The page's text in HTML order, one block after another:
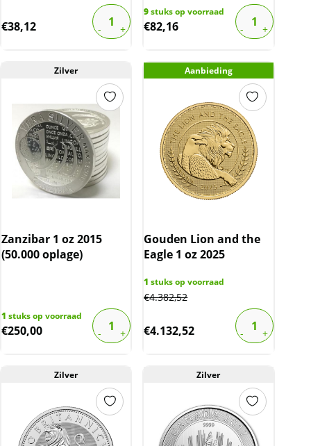
€38,12
9stuks op voorraad
€82,16
Zilver
Zanzibar 1 oz 2015
(50.000 oplage)
1 stuks op voorraad
€250,00
Aanbieding
Gouden Lion and the
Eagle 1 oz 2025
1 stuks op voorraad
€4.382,52
€4.132,52
Zilver Zilver